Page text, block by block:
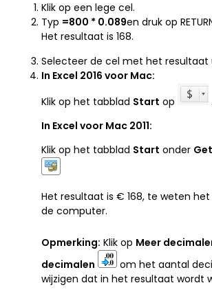
Klik op een lege cel.
Typ =800 * 0.089en druk op
Het resultaat is 168.
Selecteer de cel met het resultaat
In Excel 2016 voor Mac:
Klik op het tabblad Start op
.
In Excel voor Mac 2011:
Klik op het tabblad Start onder
Het resultaat is € 168, te weten
de computer.
Opmerking: Klik op Meer
decimalen
om het aantal
wijzigen dat in het resultaat wordt